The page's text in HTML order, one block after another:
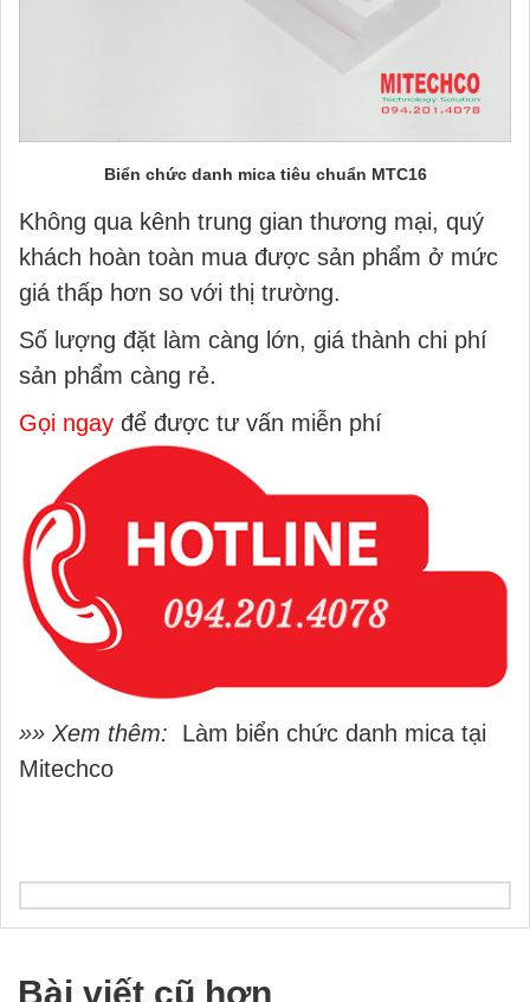
Biển chức danh mica tiêu chuẩn MTC16
Không qua kênh trung gian thương mại, quý
khách hoàn toàn mua được sản phẩm ở mức
giá thấp hơn so với thị trường.
Số lượng đặt làm càng lớn, giá thành chi phí
sản phẩm càng rẻ.
Gọi ngay để được tư vấn miễn phí
»» Xem thêm:
Làm biển chức danh mica tại
Mitechco
Bài viết cũ hơn